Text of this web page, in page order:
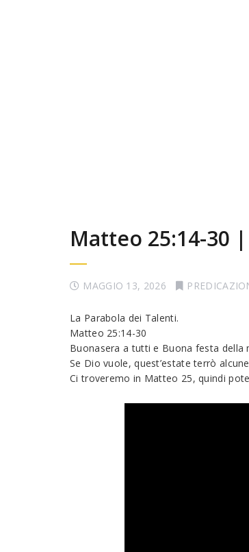
Matteo 25:14-30
MAGGIO 13, 2026
La Parabola dei Talenti.
Matteo 25:14-30
Buonasera a tutti e Buona festa
Se Dio vuole, quest’estate terrò
Ci troveremo in Matteo 25, quindi